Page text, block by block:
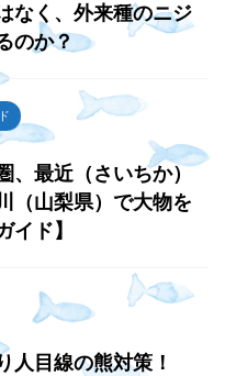
なく、外来種のニジ
のか？
、最近（さいちか）
（山梨県）で大物を
イド】
人目線の熊対策！